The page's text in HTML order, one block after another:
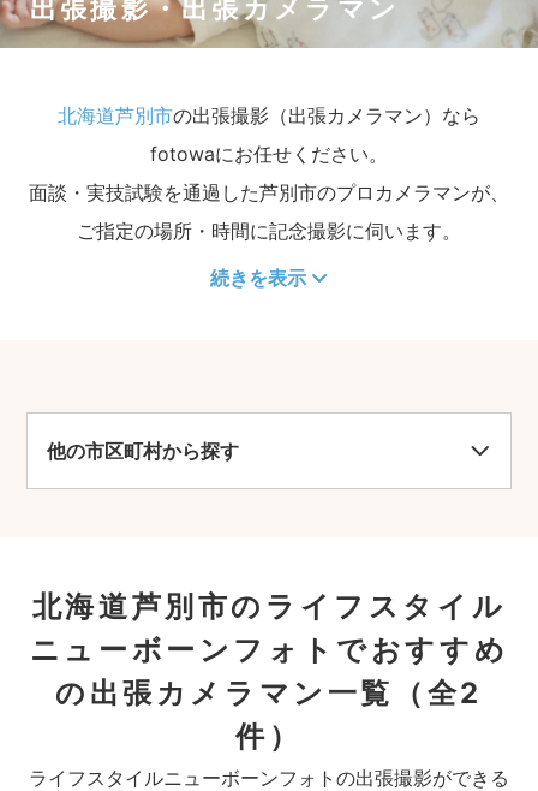
出張撮影・出張カメラマン
北海道芦別市の出張撮影（出張カメラマン）なら
fotowaにお任せください。
面談・実技試験を通過した芦別市のプロカメラマンが、
ご指定の場所・時間に記念撮影に伺います。
続きを表示
他の市区町村から探す
北海道芦別市のライフスタイル
ニューボーンフォトでおすすめ
の出張カメラマン一覧
（全2
件）
ライフスタイルニューボーンフォトの出張撮影ができる